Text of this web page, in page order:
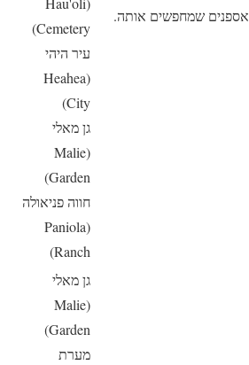
אספנים שמחפשים אותה.
Cemetery)
עיר היהי
(Heahea
City)
גן מאלי
(Malie
Garden)
חווה פניאולה
(Paniola
Ranch)
גן מאלי
(Malie
Garden)
מערת